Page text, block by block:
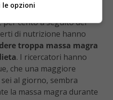
cento sulla dieta di
per cento a seguito del
di nutrizione hanno
troppa massa magra
. I ricercatori hanno
che una maggiore
al giorno, sembra
la massa magra durante
le opzioni